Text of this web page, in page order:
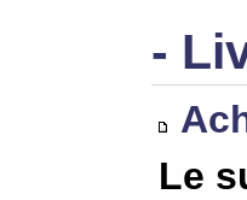
-
Le